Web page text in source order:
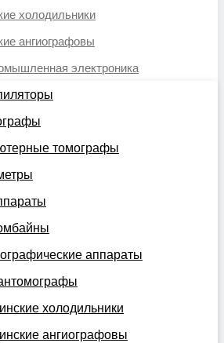
холодильники
ангиографовы
электроника
томографы
аппараты
холодильники
ангиографовы